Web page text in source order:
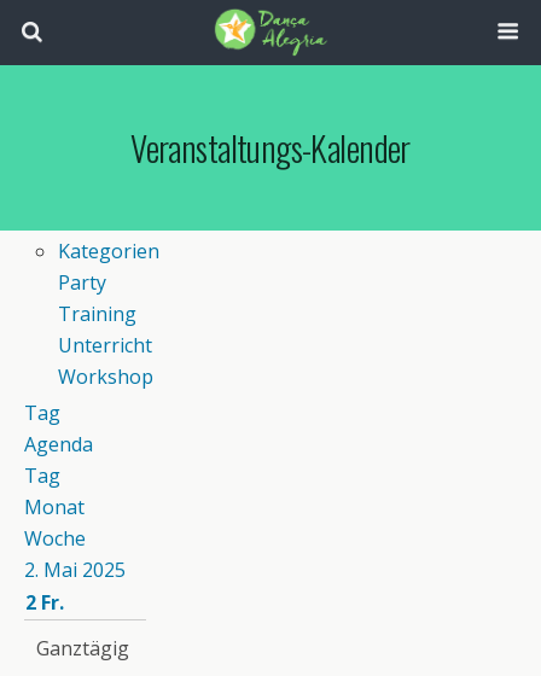
Veranstaltungs-Kalender
Kategorien
Party
Training
Unterricht
Workshop
Tag
Agenda
Tag
Monat
Woche
2. Mai 2025
2 Fr.
Ganztägig